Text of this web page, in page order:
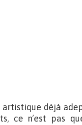
déjà
ce n’est pas